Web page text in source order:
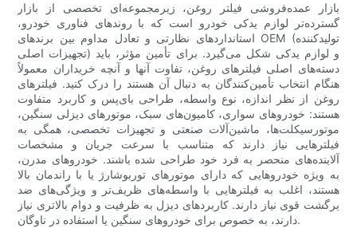
بازار عمده‌فروشی فیلتر روغن، زیرمجموعه‌ای تخصصی از بازار
گسترده‌تر لوازم یدکی خودرو است که با روندهای فناوری خودرو،
استانداردهای نظارتی و تعادل مداوم بین برندهای OEM (تولیدکننده
تجهیزات اصلی) و لوازم یدکی شکل می‌گیرد. برای تأمین مؤثر، باید
دسته‌های اصلی فیلترهای روغن، تفاوت آنها و آنچه خریداران معمولاً
هنگام انتخاب تأمین‌کنندگان به دنبال آن هستند را درک کنید. فیلترهای
روغن از نظر اندازه، نوع واسطه، طراحی بای‌پس و کاربرد متفاوت
هستند: خودروهای سواری، کامیون‌های سبک، موتورهای دیزلی سنگین،
موتورسیکلت‌ها، ماشین‌آلات صنعتی و تجهیزات تخصصی، همگی به
فیلترهایی نیاز دارند که متناسب با سرعت جریان و مشخصات
آلاینده‌های منحصر به فرد خود طراحی شده باشند. خودروهای مدرن،
به ویژه خودروهایی که دارای موتورهای توربوشارژ یا با راندمان بالا
هستند، اغلب به فیلترهایی با واسطه‌های ظریف‌تر و ویژگی‌های ضد
برگشت قوی نیاز دارند. کاربردهای دیزل به ظرفیت و دوام بالاتری نیاز
دارند، به خصوص برای خودروهای سنگین یا استفاده در ناوگان.